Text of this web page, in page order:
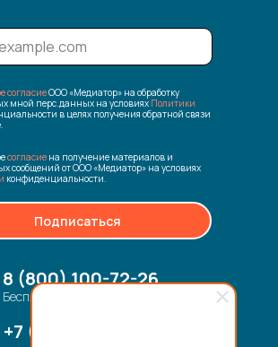
согласиеООО «Медиатор» на обработку
мной перс.данных на условиях Политики
в целях получения обратной связи
согласие на получение материалов и
сообщений от ООО «Медиатор» на условиях
конфиденциальности.
Подписаться
8 (800) 100-72-26
Бесплатный звонок по России
+7 (495) 085 08 80